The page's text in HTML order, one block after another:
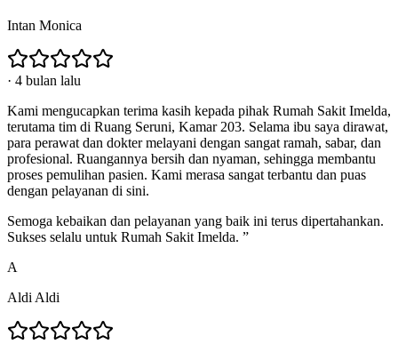
Intan Monica
· 4 bulan lalu
Kami mengucapkan terima kasih kepada pihak Rumah Sakit Imelda,
terutama tim di Ruang Seruni, Kamar 203. Selama ibu saya dirawat,
para perawat dan dokter melayani dengan sangat ramah, sabar, dan
profesional. Ruangannya bersih dan nyaman, sehingga membantu
proses pemulihan pasien. Kami merasa sangat terbantu dan puas
dengan pelayanan di sini.
Semoga kebaikan dan pelayanan yang baik ini terus dipertahankan.
Sukses selalu untuk Rumah Sakit Imelda. ”
A
Aldi Aldi